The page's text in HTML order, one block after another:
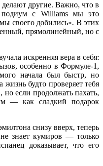
другие. Важно, что в
подиум с Williams мы это
своего добились». В этих
прямолинейный, но с
искренняя вера в себя:
особенно в Формуле-1,
начала был быстр, но
жизнь будто проверяет тебя
но если продолжать пахать,
— как сладкий подарок
снизу вверх, теперь
знает кумиров — только
доказывает, что его